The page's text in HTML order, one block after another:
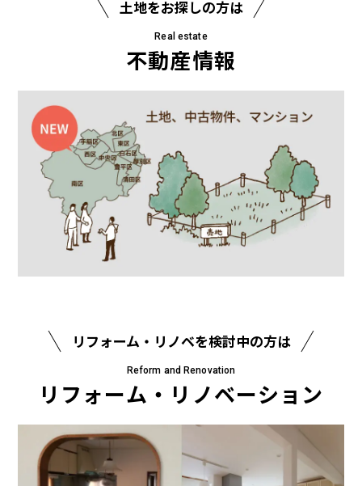
土地をお探しの方は
Real estate
不動産情報
リフォーム・リノベを検討中の方は
Reform and Renovation
リフォーム・ リノベーション